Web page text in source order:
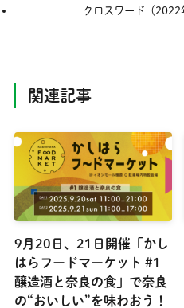
クロスワード（
関連記事
9月20日、21日開催「かし
はらフードマーケット #1
醸造酒と奈良の食」で奈良
の“おいしい”を味わおう！